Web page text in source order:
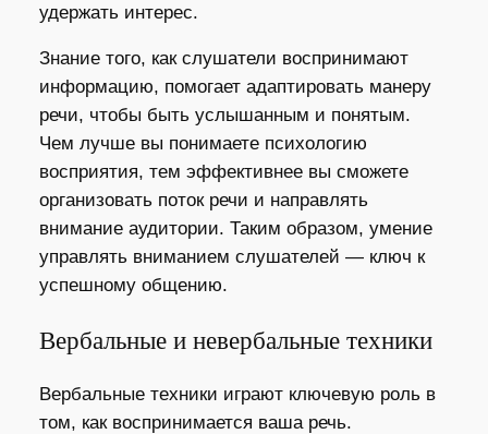
удержать интерес.
Знание того, как слушатели воспринимают
информацию, помогает адаптировать манеру
речи, чтобы быть услышанным и понятым.
Чем лучше вы понимаете психологию
восприятия, тем эффективнее вы сможете
организовать поток речи и направлять
внимание аудитории. Таким образом, умение
управлять вниманием слушателей — ключ к
успешному общению.
Вербальные и невербальные техники
Вербальные техники играют ключевую роль в
том, как воспринимается ваша речь.